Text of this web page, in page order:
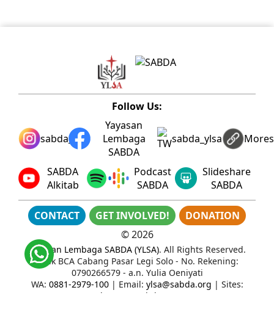
Follow Us:
sabda_ylsa
Yayasan
Lembaga
SABDA
sabda_ylsa Mores
SABDA
Alkitab
Podcast
SABDA
Slideshare
SABDA
CONTACT GET INVOLVED!
DONATION
©2026
Yayasan Lembaga SABDA (YLSA). All Rights Reserved.
Bank BCA Cabang Pasar Legi Solo - No. Rekening:
0790266579 - a.n. Yulia Oeniyati
WA: 0881-2979-100| Email: ylsa@sabda.org | Sites:
ylsa.org
sabda.org